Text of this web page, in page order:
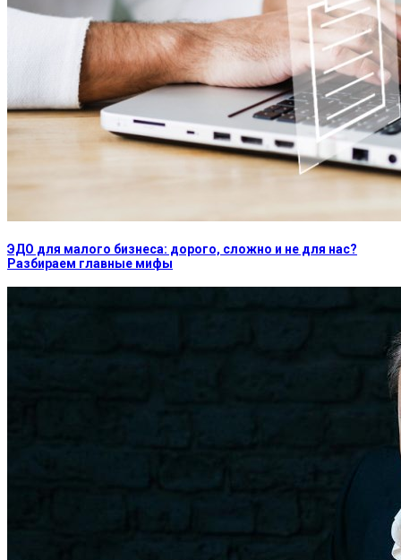
ЭДО для малого бизнеса: дорого, сложно и не для нас?
Разбираем главные мифы